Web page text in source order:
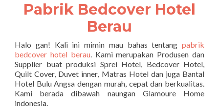
Pabrik Bedcover Hotel
Berau
Halo gan! Kali ini mimin mau bahas tentang pabrik
bedcover hotel berau. Kami merupakan Produsen dan
Supplier buat produksi Sprei Hotel, Bedcover Hotel,
Quilt Cover, Duvet inner, Matras Hotel dan juga Bantal
Hotel Bulu Angsa dengan murah, cepat dan berkualitas.
Kami berada dibawah naungan Glamoure Home
indonesia.